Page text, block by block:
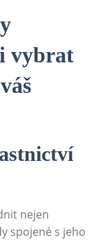
vybrat
nejen
spojené s jeho